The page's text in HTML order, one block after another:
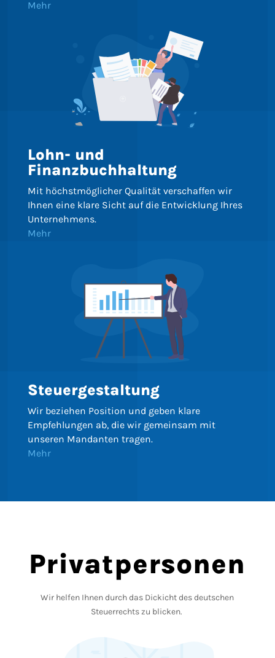
Mehr
Lohn- und
Finanzbuchhaltung
Mit höchstmöglicher Qualität verschaffen wir
Ihnen eine klare Sicht auf die Entwicklung Ihres
Unternehmens.
Mehr
Steuergestaltung
Wir beziehen Position und geben klare
Empfehlungen ab, die wir gemeinsam mit
unseren Mandanten tragen.
Mehr
Privatpersonen
Wir helfen Ihnen durch das Dickicht des deutschen
Steuerrechts zu blicken.